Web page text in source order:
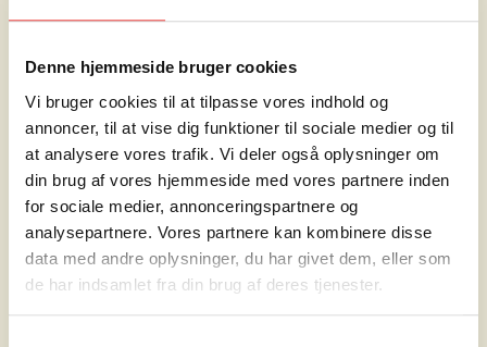
Denne hjemmeside bruger cookies
Vi bruger cookies til at tilpasse vores indhold og
annoncer, til at vise dig funktioner til sociale medier og til
at analysere vores trafik. Vi deler også oplysninger om
din brug af vores hjemmeside med vores partnere inden
for sociale medier, annonceringspartnere og
analysepartnere. Vores partnere kan kombinere disse
data med andre oplysninger, du har givet dem, eller som
de har indsamlet fra din brug af deres tjenester.